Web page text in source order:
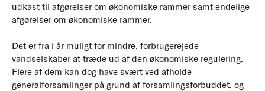
udkast til afgørelser om økonomiske rammer samt endelige
afgørelser om økonomiske rammer.
Det er fra i år muligt for mindre, forbrugerejede
vandselskaber at træde ud af den økonomiske regulering.
Flere af dem kan dog have svært ved afholde
generalforsamlinger på grund af forsamlingsforbuddet, og